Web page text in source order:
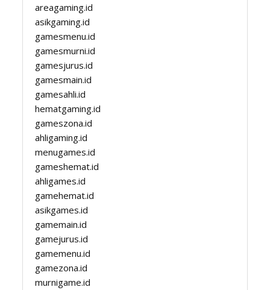
areagaming.id
asikgaming.id
gamesmenu.id
gamesmurni.id
gamesjurus.id
gamesmain.id
gamesahli.id
hematgaming.id
gameszona.id
ahligaming.id
menugames.id
gameshemat.id
ahligames.id
gamehemat.id
asikgames.id
gamemain.id
gamejurus.id
gamemenu.id
gamezona.id
murnigame.id